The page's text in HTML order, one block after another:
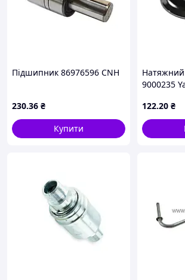
Підшипник 86976596 CNH
230.36 ₴
Купити
9000235
122.20 ₴